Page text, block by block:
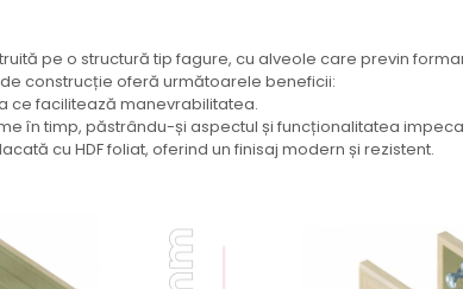
pe o structură tip fagure, cu alveole care previn
construcție oferă următoarele beneficii:
ce facilitează manevrabilitatea.
în timp, păstrându-și aspectul și funcționalitatea
cu HDF foliat, oferind un finisaj modern și rezistent.